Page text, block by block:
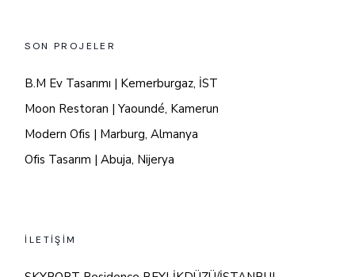
SON PROJELER
B.M Ev Tasarımı | Kemerburgaz, İST
Moon Restoran | Yaoundé, Kamerun
Modern Ofis | Marburg, Almanya
Ofis Tasarım | Abuja, Nijerya
İLETİŞİM